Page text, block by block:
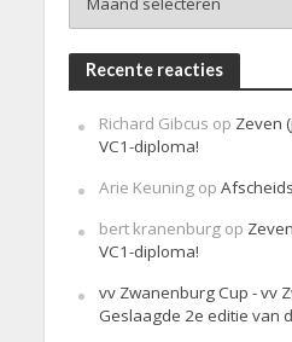
Recente reacties
Richard Gibcus op Zeven
VC1-diploma!
Arie Keuningop
bert kranenburgop
VC1-diploma!
vv Zwanenburg Cup - vv
Geslaagde 2e editie van